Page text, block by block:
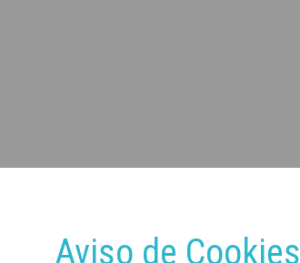
Aviso de Cookies